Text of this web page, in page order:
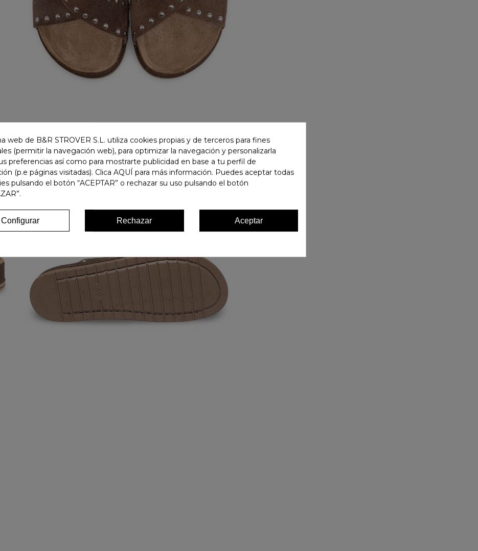
web de B&R STROVER S.L. utiliza cookies propias y de terceros para fines
(permitir la navegación web), para optimizar la navegación y personalizarla
preferencias así como para mostrarte publicidad en base a tu perfil de
(p.e páginas visitadas). Clica AQUÍ para más información. Puedes aceptar todas
pulsando el botón “ACEPTAR” o rechazar su uso pulsando el botón
Configurar Rechazar Aceptar